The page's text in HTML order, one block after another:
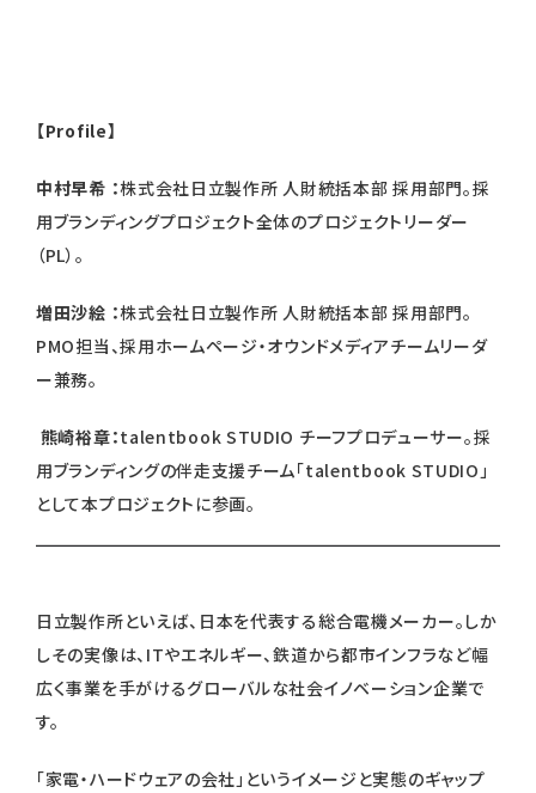
【Profile】
中村早希 ：株式会社日立製作所 人財統括本部 採用部門。採
用ブランディングプロジェクト全体のプロジェクトリーダー
（PL）。
増田沙絵 ：株式会社日立製作所 人財統括本部 採用部門。
PMO担当、採用ホームページ・オウンドメディアチームリーダ
ー兼務。
熊崎裕章：talentbook STUDIO チーフプロデューサー。採
用ブランディングの伴走支援チーム「talentbook STUDIO」
として本プロジェクトに参画。
日立製作所といえば、日本を代表する総合電機メーカー。しか
しその実像は、ITやエネルギー、鉄道から都市インフラなど幅
広く事業を手がけるグローバルな社会イノベーション企業で
す。
「家電・ハードウェアの会社」というイメージと実態のギャップ